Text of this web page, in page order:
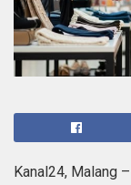
Kanal24, Malang